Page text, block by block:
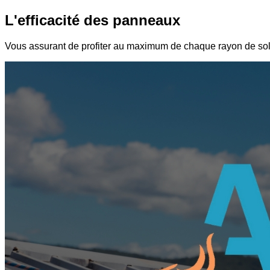
L'efficacité des panneaux
Vous assurant de profiter au maximum de chaque rayon de